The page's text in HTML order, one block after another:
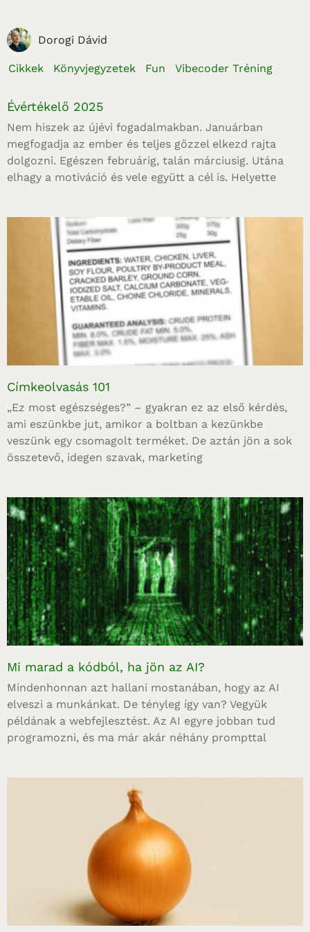
Dorogi Dávid
Cikkek Könyvjegyzetek Fun Vibecoder Tréning
Évértékelő 2025
Nem hiszek az újévi fogadalmakban. Januárban
megfogadja az ember és teljes gőzzel elkezd rajta
dolgozni. Egészen februárig, talán márciusig. Utána
elhagy a motiváció és vele együtt a cél is. Helyette
Címkeolvasás 101
„Ez most egészséges?” – gyakran ez az első kérdés,
ami eszünkbe jut, amikor a boltban a kezünkbe
veszünk egy csomagolt terméket. De aztán jön a sok
összetevő, idegen szavak, marketing
Mi marad a kódból, ha jön az AI?
Mindenhonnan azt hallani mostanában, hogy az AI
elveszi a munkánkat. De tényleg így van? Vegyük
példának a webfejlesztést. Az AI egyre jobban tud
programozni, és ma már akár néhány prompttal